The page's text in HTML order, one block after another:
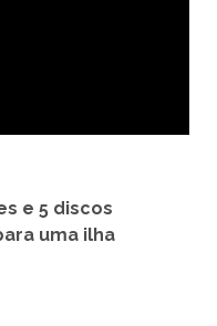
e 5 discos
uma ilha